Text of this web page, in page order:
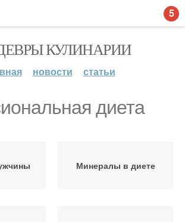
КУЛИНАРИИ
новости статьи
диета
Минералы в диете
5